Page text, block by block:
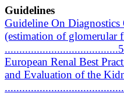
Guidelines
Guideline On
(estimation of glomerular
European Renal Best
and Evaluation of the